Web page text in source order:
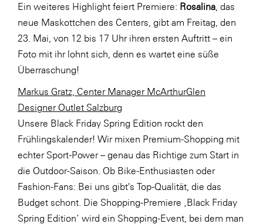
Ein weiteres Highlight feiert Premiere: Rosalina , das
neue Maskottchen des Centers, gibt am Freitag, den
23. Mai, von 12 bis 17 Uhr ihren ersten Auftritt – ein
Foto mit ihr lohnt sich, denn es wartet eine süße
Überraschung!
Markus Gratz, Center Manager McArthurGlen
Designer Outlet Salzburg
Unsere Black Friday Spring Edition rockt den
Frühlingskalender! Wir mixen Premium-Shopping mit
echter Sport-Power – genau das Richtige zum Start in
die Outdoor-Saison. Ob Bike-Enthusiasten oder
Fashion-Fans: Bei uns gibt's Top-Qualität, die das
Budget schont. Die Shopping-Premiere ‚Black Friday
Spring Edition‘ wird ein Shopping-Event, bei dem man